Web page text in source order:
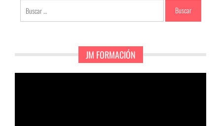
Buscar:
JM FORMACIÓN